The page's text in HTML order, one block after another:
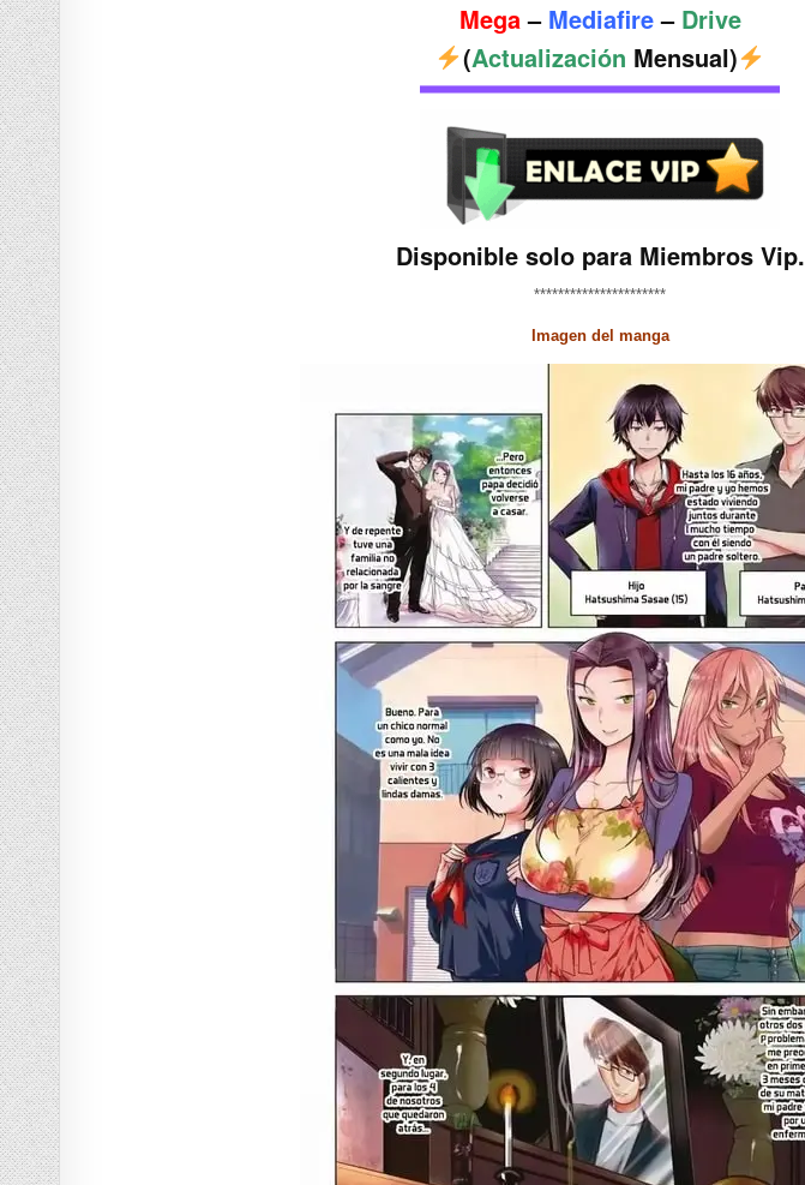
Mega– Mediafire– Drive
(Actualización Mensual)
Disponible solo para Miembros Vip.
**********************
Imagen del manga